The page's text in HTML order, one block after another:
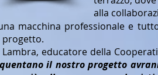
alla
macchina professionale e
progetto.
educatore della
il nostro progetto